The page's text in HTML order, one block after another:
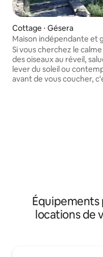
Cottage ⋅ Gésera
Maison indépendante et
(Casa Gautama)
Si vous cherchez le
des oiseaux au réveil,
lever du soleil ou
avant de vous coucher,
Équipements
locations de